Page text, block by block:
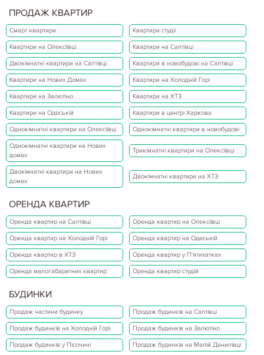
ПРОДАЖ КВАРТИР
Смарт квартири Квартири студії
Квартири на Олексіївці Квартири на Салтівці
Двокімнатні квартири на Салтівці Квартири в новобудові на Салтівці
Квартири на Нових Домах Квартири на Холодній Горі
Квартири на Залютіно Квартири на ХТЗ
Квартири на Одеській Квартири в центрі Харкова
Однокімнатні квартири на Олексіївці Однокімнатні квартири в новобудові
Однокімнатні квартири на Нових
домах
Трикімнатні квартири на Олексіївці
Двокімнатні квартири на Нових
домах
Двокімнатні квартири на ХТЗ
ОРЕНДА КВАРТИР
Оренда квартир на Салтівці Оренда квартир на Олексіївці
Оренда квартир на Холодній Горі Оренда квартир на Одеській
Оренда квартир в ХТЗ Оренда квартир у П'ятихатках
Оренда малогабаритних квартир Оренда квартир студій
БУДИНКИ
Продаж частини будинку Продаж будинків на Салтівці
Продаж будинків на Холодній Горі Продаж будинків на Залютіно
Продаж будинків у Пісочині Продаж будинків на Малій Данилівці